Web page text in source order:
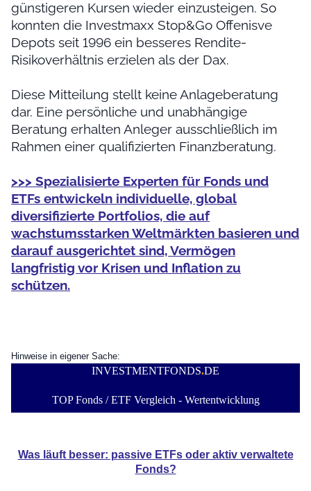
günstigeren Kursen wieder einzusteigen. So
konnten die Investmaxx Stop&Go Offenisve
Depots seit 1996 ein besseres Rendite-
Risikoverhältnis erzielen als der Dax.
Diese Mitteilung stellt keine Anlageberatung
dar. Eine persönliche und unabhängige
Beratung erhalten Anleger ausschließlich im
Rahmen einer qualifizierten Finanzberatung.
>>> Spezialisierte Experten für Fonds und
ETFs entwickeln individuelle, global
diversifizierte Portfolios, die auf
wachstumsstarken Weltmärkten basieren und
darauf ausgerichtet sind, Vermögen
langfristig vor Krisen und Inflation zu
schützen.
Hinweise in eigener Sache:
INVESTMENTFONDS.DE
TOP Fonds / ETF Vergleich - Wertentwicklung
Was läuft besser: passive ETFs oder aktiv verwaltete
Fonds?